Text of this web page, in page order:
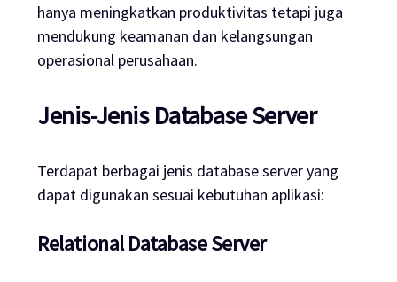
hanya meningkatkan produktivitas tetapi juga
mendukung keamanan dan kelangsungan
operasional perusahaan.
Jenis-Jenis Database Server
Terdapat berbagai jenis database server yang
dapat digunakan sesuai kebutuhan aplikasi:
Relational Database Server